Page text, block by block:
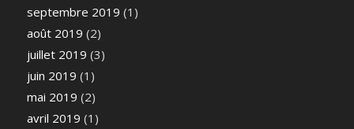
septembre 2019 (1)
août 2019 (2)
juillet 2019 (3)
juin 2019 (1)
mai 2019 (2)
avril 2019 (1)